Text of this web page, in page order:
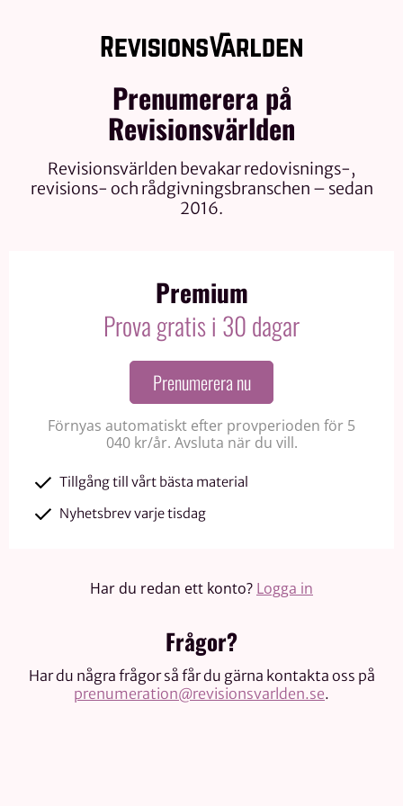
Prenumerera på
Revisionsvärlden
Revisionsvärlden bevakar redovisnings-,
revisions- och rådgivningsbranschen – sedan
2016.
Premium
Prova gratis i 30 dagar
Prenumerera nu
Förnyas automatiskt efter provperioden för 5
040 kr/år. Avsluta när du vill.
Tillgång till vårt bästa material
Nyhetsbrev varje tisdag
Har du redan ett konto? Logga in
Frågor?
Har du några frågor så får du gärna kontakta oss på
prenumeration@revisionsvarlden.se.